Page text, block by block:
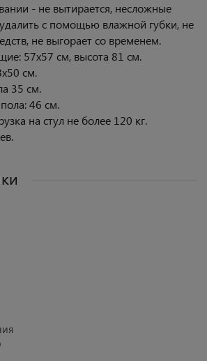
- не вытирается, несложные
удалить с помощью влажной губки, не
не выгорает со временем.
57х57 см, высота 81 см.
см.
35 см.
46 см.
на стул не более 120 кг.